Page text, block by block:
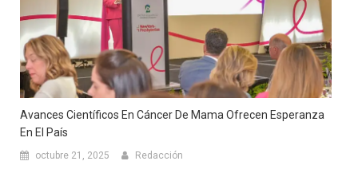
Avances Científicos En Cáncer De Mama Ofrecen Esperanza
En El País
octubre 21, 2025 Redacción